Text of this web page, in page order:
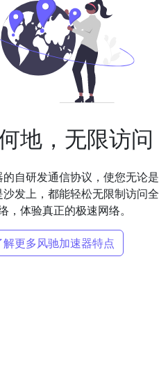
地，无限访问
的自研发通信协议，使您无论是
发上，都能轻松无限制访问全
，体验真正的极速网络。
解更多风驰加速器特点